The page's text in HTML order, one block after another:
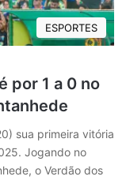
ESPORTES
por 1 a 0 no
sua primeira vitória
Jogando no
o Verdão dos